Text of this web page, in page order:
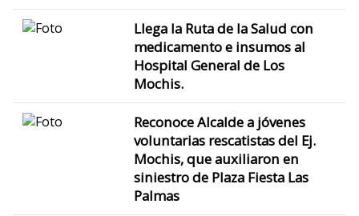
Llega la Ruta de la Salud con
medicamento e insumos al
Hospital General de Los
Mochis.
Reconoce Alcalde a jóvenes
voluntarias rescatistas del Ej.
Mochis, que auxiliaron en
siniestro de Plaza Fiesta Las
Palmas